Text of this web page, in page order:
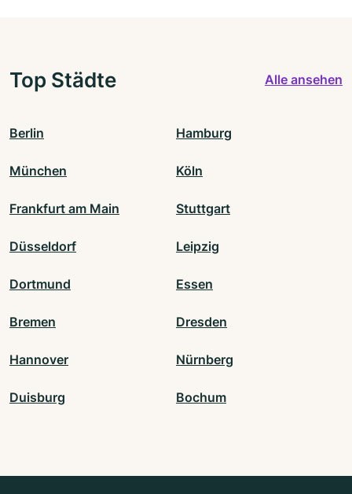
Top Städte Alle ansehen
Berlin Hamburg
München Köln
Frankfurt am Main Stuttgart
Düsseldorf Leipzig
Dortmund Essen
Bremen Dresden
Hannover Nürnberg
Duisburg Bochum